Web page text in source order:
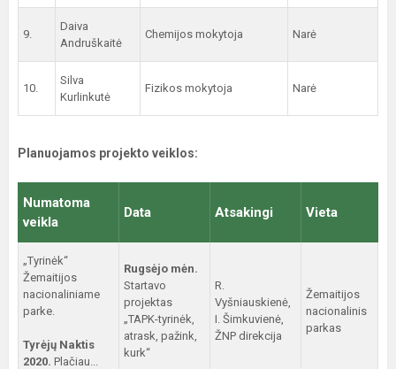
9.
Daiva
Andruškaitė
Chemijos mokytoja Narė
10.
Silva
Kurlinkutė
Fizikos mokytoja Narė
Planuojamos projekto veiklos:
Numatoma
veikla
Data Atsakingi Vieta
„Tyrinėk“
Žemaitijos
nacionaliniame
parke.
Tyrėjų Naktis
2020. Plačiau...
Rugsėjo mėn.
Startavo
projektas
„TAPK-tyrinėk,
atrask, pažink,
kurk“
R.
Vyšniauskienė,
I. Šimkuvienė,
ŽNP direkcija
Žemaitijos
nacionalinis
parkas